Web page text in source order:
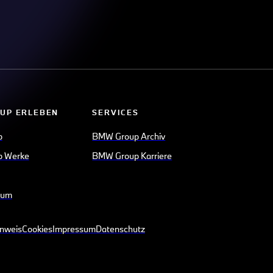
ERLEBEN
Werke
SERVICES
BMW Group Archiv
BMW Group Karriere
CookiesImpressumDatenschutz